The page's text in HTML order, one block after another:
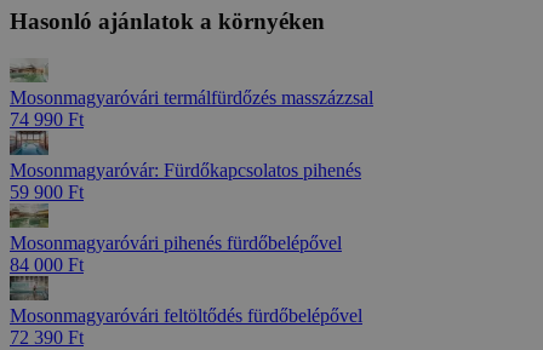
Hasonló ajánlatok a környéken
Mosonmagyaróvári termálfürdőzés masszázzsal
74 990 Ft
Mosonmagyaróvár: Fürdőkapcsolatos pihenés
59 900 Ft
Mosonmagyaróvári pihenés fürdőbelépővel
84 000 Ft
Mosonmagyaróvári feltöltődés fürdőbelépővel
72 390 Ft